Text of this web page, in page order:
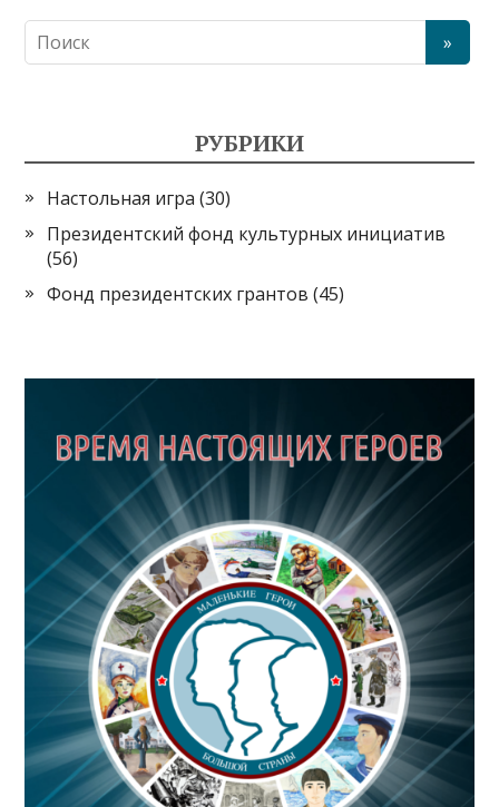
РУБРИКИ
Настольная игра (30)
Президентский фонд культурных инициатив
(56)
Фонд президентских грантов (45)